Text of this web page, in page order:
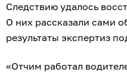
Следствию удалось
О них рассказали сами
результаты экспертиз
«Отчим работал